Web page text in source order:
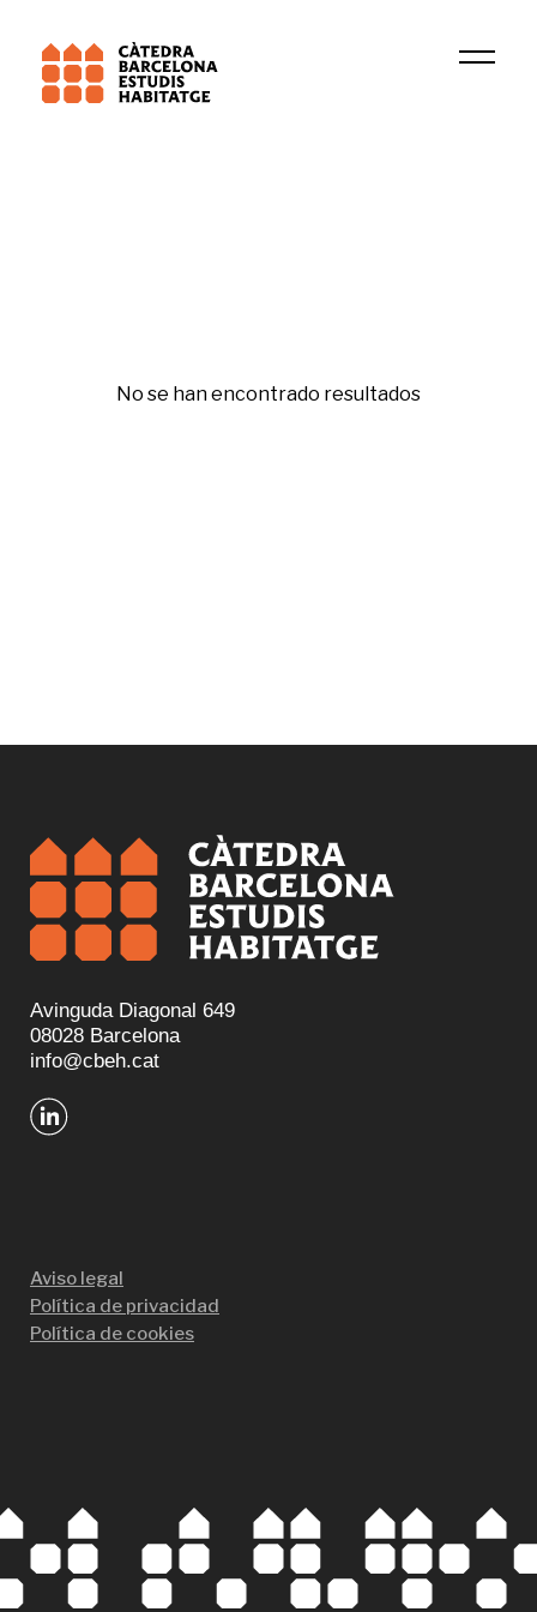
No se han encontrado resultados
Avinguda Diagonal 649
08028 Barcelona
info@cbeh.cat
Aviso legal
Política de privacidad
Política de cookies